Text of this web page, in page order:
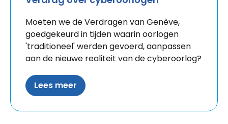
Moeten we de Verdragen van Genève,
goedgekeurd in tijden waarin oorlogen
'traditioneel' werden gevoerd, aanpassen
aan de nieuwe realiteit van de cyberoorlog?
Lees meer